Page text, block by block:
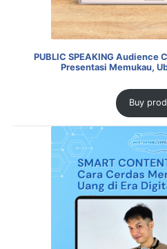
PUBLIC SPEAKING Audience
Presentasi Memukau,
Buy